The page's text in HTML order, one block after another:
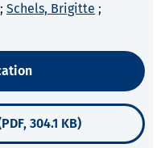
; Schels, Brigitte ;
304.1 KB)